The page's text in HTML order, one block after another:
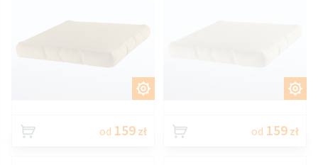
od 159 zł od 159 zł